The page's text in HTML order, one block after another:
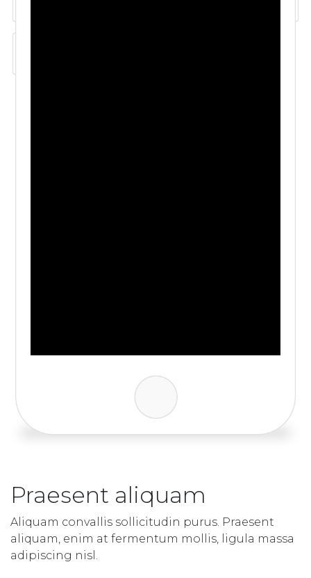
Praesent aliquam
Aliquam convallis sollicitudin purus. Praesent
aliquam, enim at fermentum mollis, ligula massa
adipiscing nisl.